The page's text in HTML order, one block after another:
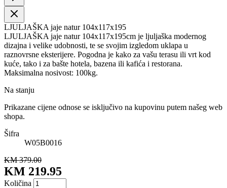
LJULJAŠKA jaje natur 104x117x195
LJULJAŠKA jaje natur 104x117x195cm je ljuljaška modernog
dizajna i velike udobnosti, te se svojim izgledom uklapa u
raznovrsne eksterijere. Pogodna je kako za vašu terasu ili vrt kod
kuće, tako i za bašte hotela, bazena ili kafića i restorana.
Maksimalna nosivost: 100kg.
Na stanju
Prikazane cijene odnose se isključivo na kupovinu putem našeg web
shopa.
Šifra
W05B0016
KM 379.00
KM 219.95
Količina